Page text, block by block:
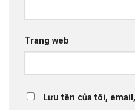
Trang web
Lưu tên của tôi,